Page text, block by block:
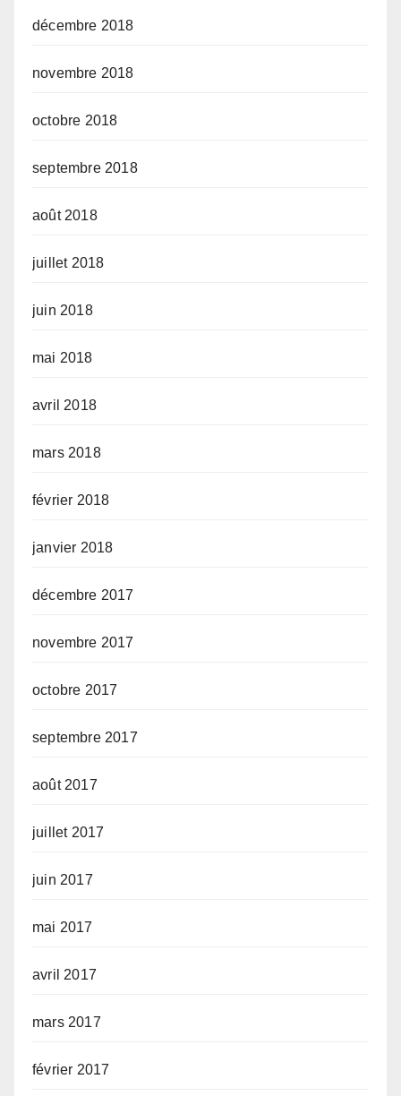
décembre 2018
novembre 2018
octobre 2018
septembre 2018
août 2018
juillet 2018
juin 2018
mai 2018
avril 2018
mars 2018
février 2018
janvier 2018
décembre 2017
novembre 2017
octobre 2017
septembre 2017
août 2017
juillet 2017
juin 2017
mai 2017
avril 2017
mars 2017
février 2017